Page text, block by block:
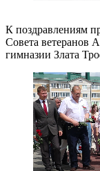
К поздравлениям
Совета ветеранов
гимназии Злата